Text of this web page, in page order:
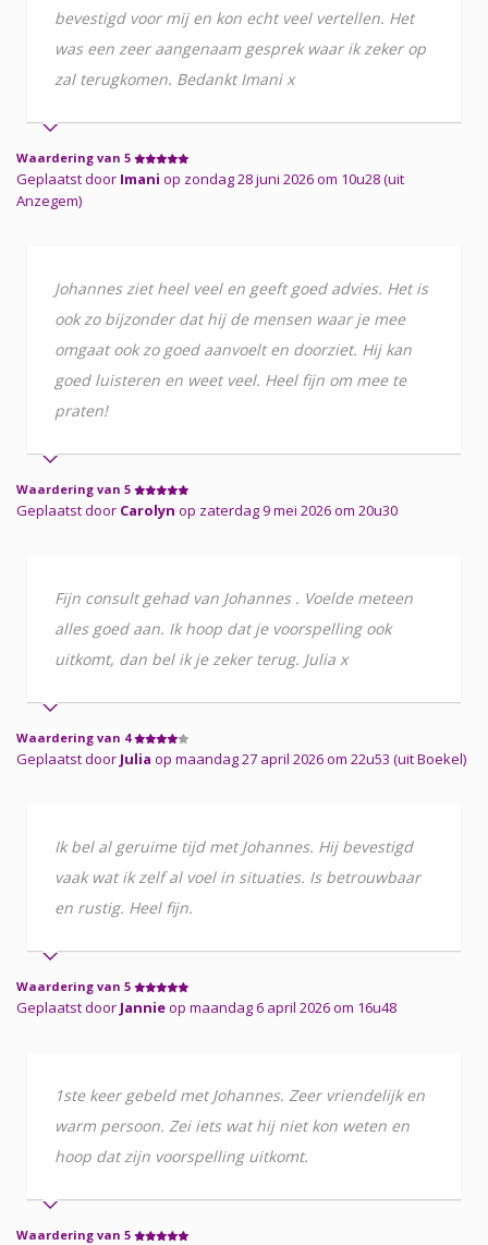
bevestigd voor mij en kon echt veel vertellen. Het
was een zeer aangenaam gesprek waar ik zeker op
zal terugkomen. Bedankt Imani x
Waardering van 5
Geplaatst door Imani op zondag 28 juni 2026 om 10u28 (uit
Anzegem)
Johannes ziet heel veel en geeft goed advies. Het is
ook zo bijzonder dat hij de mensen waar je mee
omgaat ook zo goed aanvoelt en doorziet. Hij kan
goed luisteren en weet veel. Heel fijn om mee te
praten!
Waardering van 5
Geplaatst door Carolyn op zaterdag 9 mei 2026 om 20u30
Fijn consult gehad van Johannes . Voelde meteen
alles goed aan. Ik hoop dat je voorspelling ook
uitkomt, dan bel ik je zeker terug. Julia x
Waardering van 4
Geplaatst door Julia op maandag 27 april 2026 om 22u53 (uit Boekel)
Ik bel al geruime tijd met Johannes. Hij bevestigd
vaak wat ik zelf al voel in situaties. Is betrouwbaar
en rustig. Heel fijn.
Waardering van 5
Geplaatst door Jannieop maandag 6 april 2026 om 16u48
1ste keer gebeld met Johannes. Zeer vriendelijk en
warm persoon. Zei iets wat hij niet kon weten en
hoop dat zijn voorspelling uitkomt.
Waardering van 5